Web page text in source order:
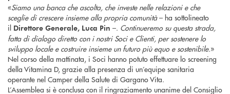
«Siamo una banca che ascolta, che investe nelle relazioni e che
sceglie di crescere insieme alla propria comunità– ha sottolineato
il Direttore Generale, Luca Pin –. Continueremo su questa strada,
fatta di dialogo diretto con i nostri Soci e Clienti, per sostenere lo
sviluppo locale e costruire insieme un futuro più equo e sostenibile.»
Nel corso della mattinata, i Soci hanno potuto effettuare lo screening
della Vitamina D, grazie alla presenza di un’equipe sanitaria
operante nel Camper della Salute di Gargano Vita.
L’Assemblea si è conclusa con il ringraziamento unanime del Consiglio